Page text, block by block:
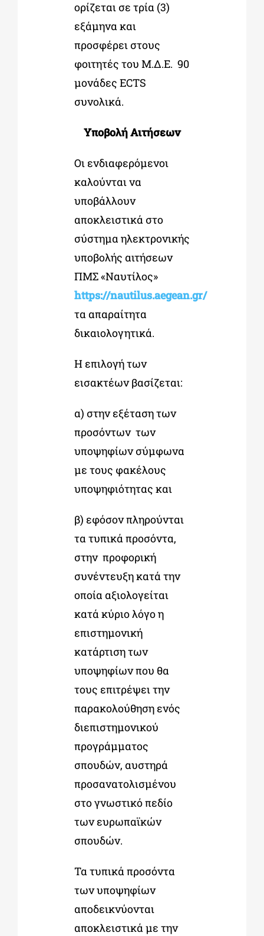
ορίζεται σε τρία (3)
εξάμηνα και
προσφέρει στους
φοιτητές του Μ.Δ.Ε. 90
μονάδες ECTS
συνολικά.
Υποβολή Αιτήσεων
Οι ενδιαφερόμενοι
καλούνται να
υποβάλλουν
αποκλειστικά στο
σύστημα ηλεκτρονικής
υποβολής αιτήσεων
ΠΜΣ «Ναυτίλος»
https://nautilus.aegean.gr/
τα απαραίτητα
δικαιολογητικά.
Η επιλογή των
εισακτέων βασίζεται:
α) στην εξέταση των
προσόντων των
υποψηφίων σύμφωνα
με τους φακέλους
υποψηφιότητας και
β) εφόσον πληρούνται
τα τυπικά προσόντα,
στην προφορική
συνέντευξη κατά την
οποία αξιολογείται
κατά κύριο λόγο η
επιστημονική
κατάρτιση των
υποψηφίων που θα
τους επιτρέψει την
παρακολούθηση ενός
διεπιστημονικού
προγράμματος
σπουδών, αυστηρά
προσανατολισμένου
στο γνωστικό πεδίο
των ευρωπαϊκών
σπουδών.
Τα τυπικά προσόντα
των υποψηφίων
αποδεικνύονται
αποκλειστικά με την